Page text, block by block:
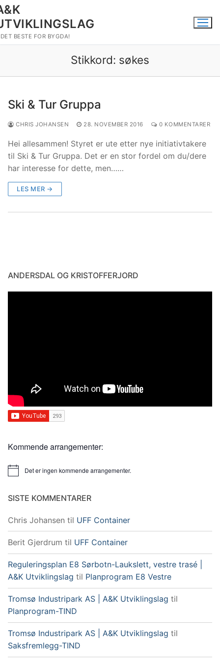
Hopp
til
innholdet
BESTE FOR BYGDA!
Stikkord: søkes
Ski & Tur Gruppa
CHRIS JOHANSEN 28. NOVEMBER 2016 0 KOMMENTARER
Hei allesammen! Styret er ute etter nye initiativtakere
til Ski & Tur Gruppa. Det er en stor fordel om du/dere
har interesse for dette, men……
LES MER →
ANDERSDAL OG KRISTOFFERJORD
Kommende arrangementer:
MerknadDet er ingen kommende arrangementer.
SISTE KOMMENTARER
Chris Johansen til UFF Container
Berit Gjerdrum til UFF Container
Reguleringsplan E8 Sørbotn-Laukslett, vestre trasé |
A&K Utviklingslag til Planprogram E8 Vestre
Tromsø Industripark AS | A&K Utviklingslag til
Planprogram-TIND
Tromsø Industripark AS | A&K Utviklingslag til
Saksfremlegg-TIND